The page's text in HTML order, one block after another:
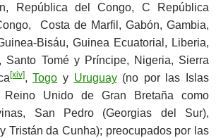
República del Congo, C República
Costa de Marfil, Gabón, Gambia,
Bisáu, Guinea Ecuatorial, Liberia,
Tomé y Príncipe, Nigeria, Sierra
[xiv],Togo y Uruguay(no por las Islas
Unido de Gran Bretaña como
San Pedro (Georgias del Sur),
Tristán da Cunha); preocupados por las